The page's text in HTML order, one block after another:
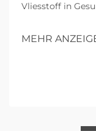
Vliesstoff in
in nachhaltigen
MEHR